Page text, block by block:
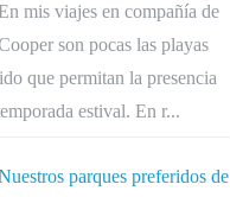
mis viajes en compañía de
son pocas las playas
que permitan la presencia
estival. En r...
parques preferidos de